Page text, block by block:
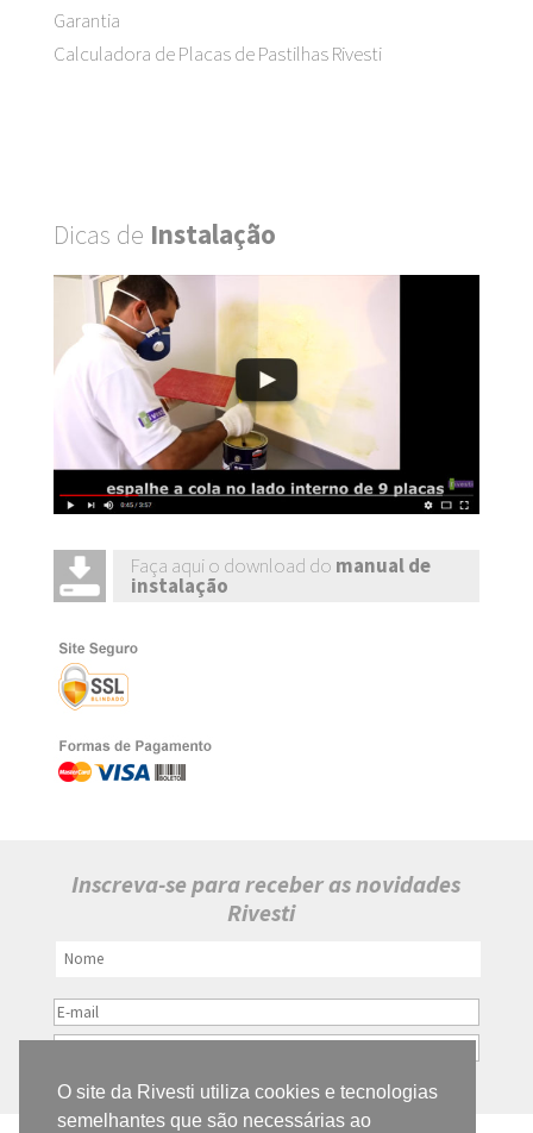
Garantia
Calculadora de Placas de Pastilhas Rivesti
Dicas de Instalação
Faça aqui o download do manual de
instalação
Inscreva-se para receber as novidades
Rivesti
O site da Rivesti utiliza cookies e tecnologias
semelhantes que são necessárias ao